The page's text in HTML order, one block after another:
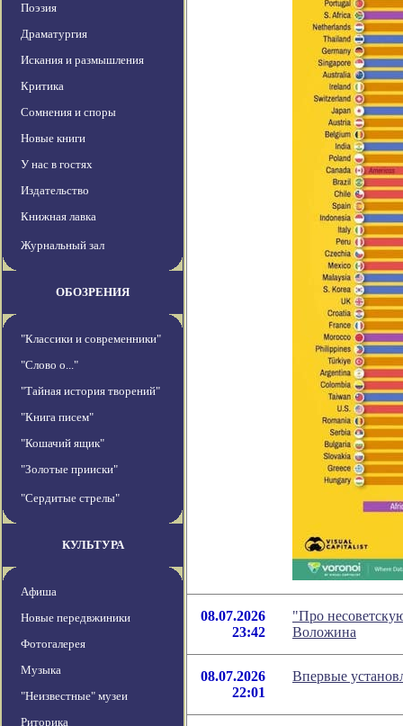
Поэзия
Драматургия
Искания и размышления
Критика
Сомнения и споры
Новые книги
У нас в гостях
Издательство
Книжная лавка
Журнальный зал
ОБОЗРЕНИЯ
"Классики и современники"
"Слово о..."
"Тайная история творений"
"Книга писем"
"Кошачий ящик"
"Золотые прииски"
"Сердитые стрелы"
КУЛЬТУРА
Афиша
Новые передвжиники
Фотогалерея
Музыка
"Неизвестные" музеи
Риторика
08.07.2026
23:42
"Про
Воложина
08.07.2026
22:01
Впервые